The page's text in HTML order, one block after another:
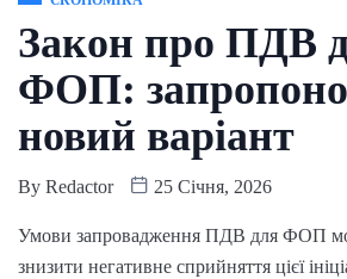
Закон про ПДВ
ФОП:
новий варіант
By Redactor 25 Січня, 2026
Умови запровадження ПДВ для ФОП
знизити негативне сприйняття цієї